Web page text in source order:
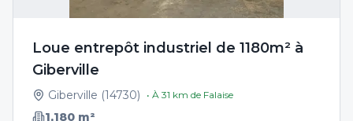
Loue entrepôt industriel de 1180m² à
Giberville
Giberville (14730) • À 31 km de Falaise
1,180 m²